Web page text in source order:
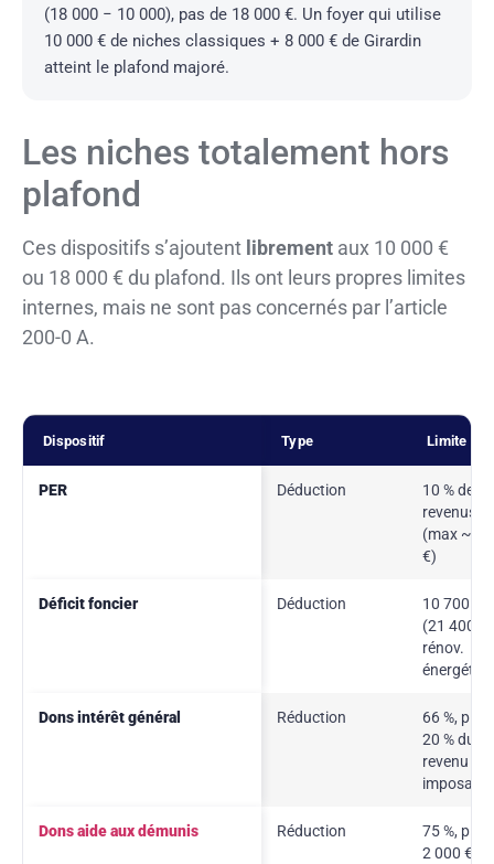
(18 000 − 10 000), pas de 18 000 €. Un foyer qui utilise
10 000 € de niches classiques + 8 000 € de Girardin
atteint le plafond majoré.
Les niches totalement hors
plafond
Ces dispositifs s’ajoutent librement aux 10 000 €
ou 18 000 € du plafond. Ils ont leurs propres limites
internes, mais ne sont pas concernés par l’article
200-0 A.
Dispositif Type Limite
PER Déduction
10 % des
revenus
(max ~38
€)
Déficit foncier Déduction
10 700 €/
(21 400 €
rénov.
Dons intérêt général Réduction
66 %,
20 % du
revenu
imposable
Dons aide aux démunis Réduction
75 %,
2 000 € de